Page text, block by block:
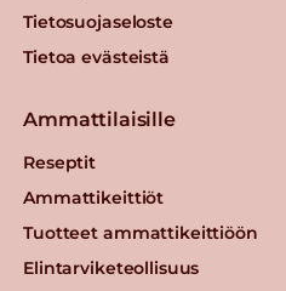
Tietosuojaseloste
Tietoa evästeistä
Ammattilaisille
Reseptit
Ammattikeittiöt
Tuotteet ammattikeittiöön
Elintarviketeollisuus